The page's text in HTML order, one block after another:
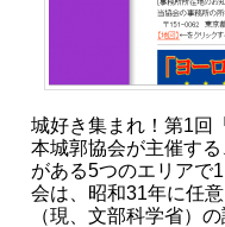
城好き集まれ！第1回
本城郭協会が主催す
がある5つのエリアで
会は、昭和31年に任
（現、文部科学省）